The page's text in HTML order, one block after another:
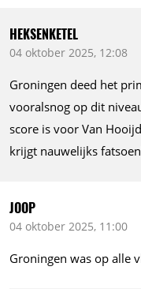
HEKSENKETEL
04 oktober 2025, 12:08
Groningen deed het
vooralsnog op dit
score is voor Van
krijgt nauwelijks
JOOP
04 oktober 2025, 11:00
Groningen was op alle